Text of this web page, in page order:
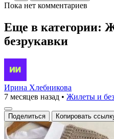
Пока нет комментариев
Еще в категории:
безрукавки
Ирина Хлебникова
7 месяцев назад • Жилеты и
Поделиться Копировать